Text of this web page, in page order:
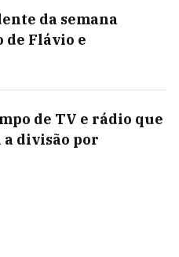
da semana
de Flávio e
de TV e rádio que
a divisão por